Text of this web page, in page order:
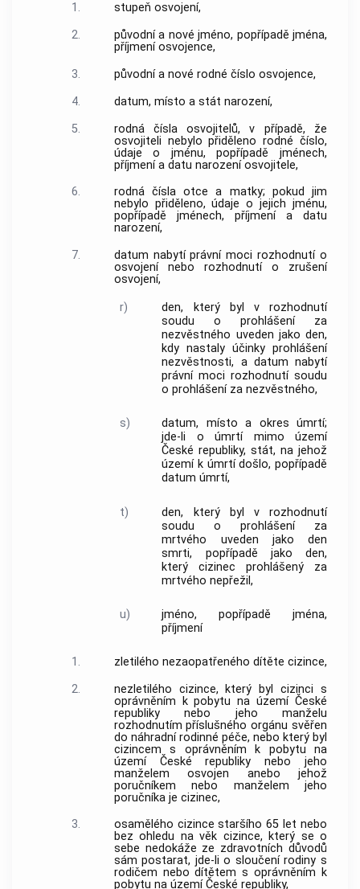
1.
stupeň osvojení,
2.
původní a nové jméno, popřípadě jména,
příjmení osvojence,
3.
původní a nové rodné číslo osvojence,
4.
datum, místo a stát narození,
5.
rodná čísla osvojitelů, v případě, že
osvojiteli nebylo přiděleno rodné číslo,
údaje o jménu, popřípadě jménech,
příjmení a datu narození osvojitele,
6.
rodná čísla otce a matky; pokud jim
nebylo přiděleno, údaje o jejich jménu,
popřípadě jménech, příjmení a datu
narození,
7.
datum nabytí právní moci rozhodnutí o
osvojení nebo rozhodnutí o zrušení
osvojení,
r)
den, který byl v rozhodnutí
soudu o prohlášení za
nezvěstného uveden jako den,
kdy nastaly účinky prohlášení
nezvěstnosti, a datum nabytí
právní moci rozhodnutí soudu
o prohlášení za nezvěstného,
s)
datum, místo a okres úmrtí;
jde-li o úmrtí mimo území
České republiky, stát, na jehož
území k úmrtí došlo, popřípadě
datum úmrtí,
t)
den, který byl v rozhodnutí
soudu o prohlášení za
mrtvého uveden jako den
smrti, popřípadě jako den,
který cizinec prohlášený za
mrtvého nepřežil,
u)
jméno, popřípadě jména,
příjmení
1.
zletilého nezaopatřeného dítěte cizince,
2.
nezletilého cizince, který byl cizinci s
oprávněním k pobytu na území České
republiky nebo jeho manželu
rozhodnutím příslušného orgánu svěřen
do náhradní rodinné péče, nebo který byl
cizincem s oprávněním k pobytu na
území České republiky nebo jeho
manželem osvojen anebo jehož
poručníkem nebo manželem jeho
poručníka je cizinec,
3.
osamělého cizince staršího 65 let nebo
bez ohledu na věk cizince, který se o
sebe nedokáže ze zdravotních důvodů
sám postarat, jde-li o sloučení rodiny s
rodičem nebo dítětem s oprávněním k
pobytu na území České republiky,